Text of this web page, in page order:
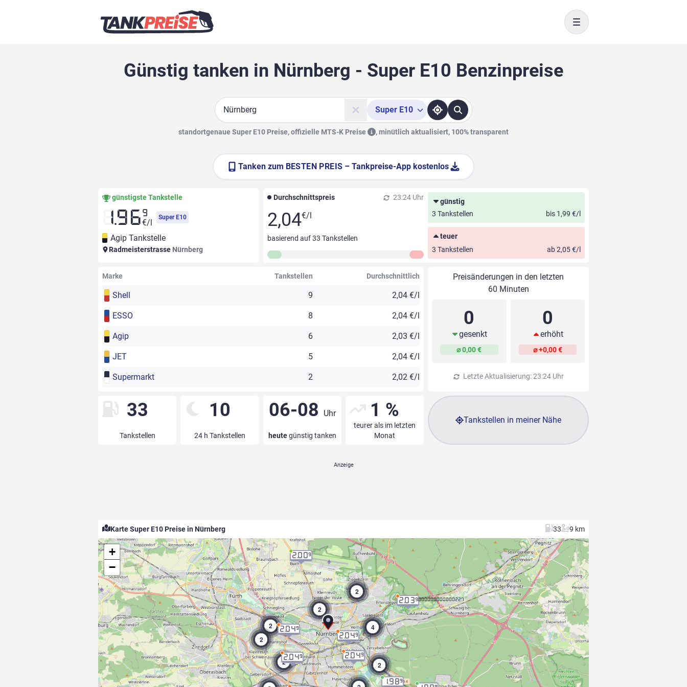
Toggle navigation
Günstig tanken in Nürnberg - Super E10 Benzinpreise
Suche
Super E10
standortgenaue Super E10 Preise, offizielle MTS-K Preise ,minütlich aktualisiert, 100% transparent
Tanken zum BESTEN PREIS – Tankpreise-App kostenlos
günstigste Tankstelle
1.96 9
€/l
Super E10
Agip Tankstelle
Radmeisterstrasse Nürnberg
Durchschnittspreis 23:24 Uhr
2,04€/l
basierend auf33 Tankstellen
günstig
3 Tankstellen
bis 1,99 €/l
teuer
3 Tankstellen
ab 2,05 €/l
Marke Tankstellen Durchschnittlich
Shell 9 2,04 €/l
ESSO 8 2,04 €/l
Agip 6 2,03 €/l
JET 5 2,04 €/l
Supermarkt 2 2,02 €/l
Preisänderungen in den letzten
60 Minuten
0
gesenkt
⌀ 0,00 €
0
erhöht
⌀ +0,00 €
Letzte Aktualisierung: 23:24 Uhr
33
Tankstellen
10
24 h Tankstellen
06-08 Uhr
heutegünstig tanken
1 %
teurer als im letzten
Monat
Tankstellen in meiner Nähe
Karte Super E10 Preise in Nürnberg 33 9 km
2.049
2
2.049
2
2
2.009
2
2.039.000000000000227
2.049
2.049
2
4
1.989
2
+
−